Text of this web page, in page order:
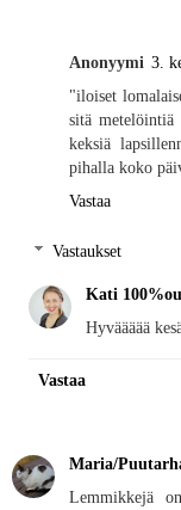
Anonyymi 3.
"iloiset
sitä
keksiä
pihalla koko
Vastaa
Vastaukset
Kati
Hyväääää
Vastaa
Maria/
Lemmikkejä